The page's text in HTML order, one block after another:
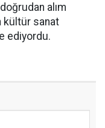
alım
kültür sanat
ediyordu.